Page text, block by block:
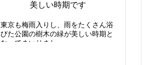
美しい時期です
東京も梅雨入りし、雨をたくさん浴
びた公園の樹木の緑が美しい時期と
なってまいりまし…